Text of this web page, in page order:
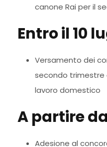
canone Rai per il
Entro il 10
Versamento dei
secondo trimestre
lavoro domestico
A partire
Adesione al